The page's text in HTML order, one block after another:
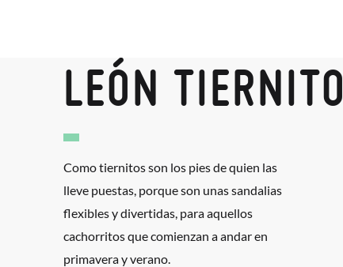
LEÓN TIERNITO
Como tiernitos son los pies de quien las
lleve puestas, porque son unas sandalias
flexibles y divertidas, para aquellos
cachorritos que comienzan a andar en
primavera y verano.